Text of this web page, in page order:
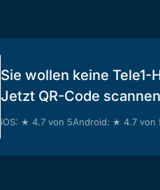
Sie wollen keine
Jetzt QR-Code
iOS: ★ 4.7 von 5Android: ★ 4.7 von